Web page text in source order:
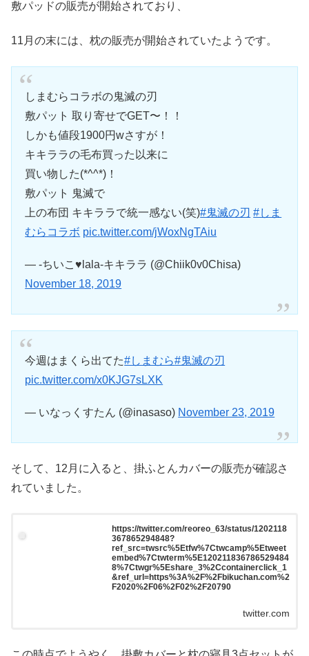
敷パッドの販売が開始されており、
11月の末には、枕の販売が開始されていたようです。
しまむらコラボの鬼滅の刃
敷パット 取り寄せでGET〜！！
しかも値段1900円wさすが！
キキララの毛布買った以来に
買い物した(*^^*)！
敷パット 鬼滅で
上の布団 キキララで統一感ない(笑)#鬼滅の刃 #しま
むらコラボ pic.twitter.com/jWoxNgTAiu
— -ちいこ♥lala-キキララ (@Chiik0v0Chisa)
November 18, 2019
今週はまくら出てた#しまむら#鬼滅の刃
pic.twitter.com/x0KJG7sLXK
— いなっくすたん (@inasaso) November 23, 2019
そして、12月に入ると、掛ふとんカバーの販売が確認さ
れていました。
https://twitter.com/reoreo_63/status/1202118
367865294848?
ref_src=twsrc%5Etfw%7Ctwcamp%5Etweet
embed%7Ctwterm%5E120211836786529484
8%7Ctwgr%5Eshare_3%2Ccontainerclick_1
&ref_url=https%3A%2F%2Fbikuchan.com%2
F2020%2F06%2F02%2F20790
twitter.com